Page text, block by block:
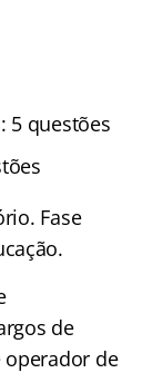
5 questões
Fase
de
de